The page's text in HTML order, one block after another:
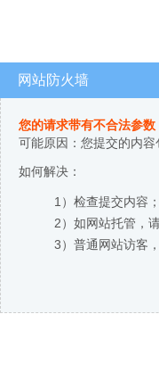
网站防火墙
您的请求带有不合法参数
可能原因：您提交的内
如何解决：
1）检查提交内容；
2）如网站托管，
3）普通网站访客